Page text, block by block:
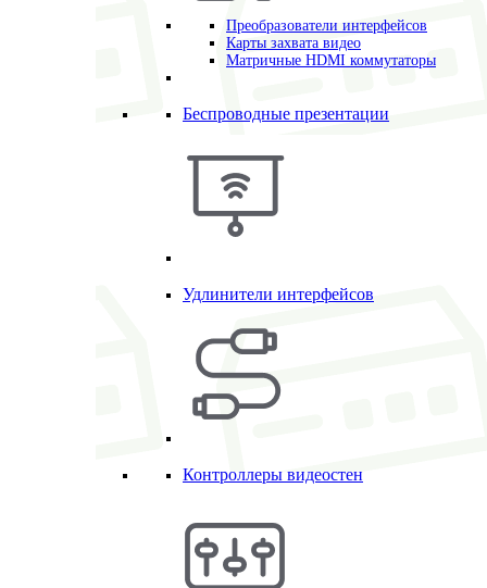
Преобразователи интерфейсов
Карты захвата видео
Матричные HDMI коммутаторы
Беспроводные презентации
Удлинители интерфейсов
Контроллеры видеостен